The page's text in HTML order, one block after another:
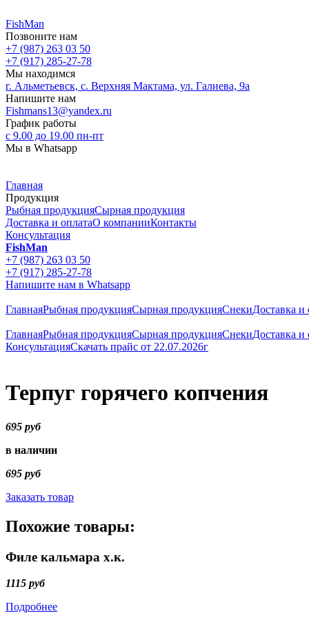
FishMan
Позвоните нам
+7 (987) 263 03 50
+7 (917) 285-27-78
Мы находимся
г. Альметьевск, с. Верхняя Мактама, ул. Галиева, 9а
Напишите нам
Fishmans13@yandex.ru
График работы
с 9.00 до 19.00 пн-пт
Мы в Whatsapp
Главная
Продукция
Рыбная продукцияСырная продукция
Доставка и оплатаО компанииКонтакты
Консультация
FishMan
+7 (987) 263 03 50
+7 (917) 285-27-78
Напишите нам в Whatsapp
ГлавнаяРыбная продукцияСырная продукцияСнекиДоставка и
ГлавнаяРыбная продукцияСырная продукцияСнекиДоставка и
КонсультацияСкачать прайс от 22.07.2026г
Терпуг горячего копчения
695 руб
в наличии
695 руб
Заказать товар
Похожие товары:
Филе кальмара х.к.
1115 руб
Подробнее